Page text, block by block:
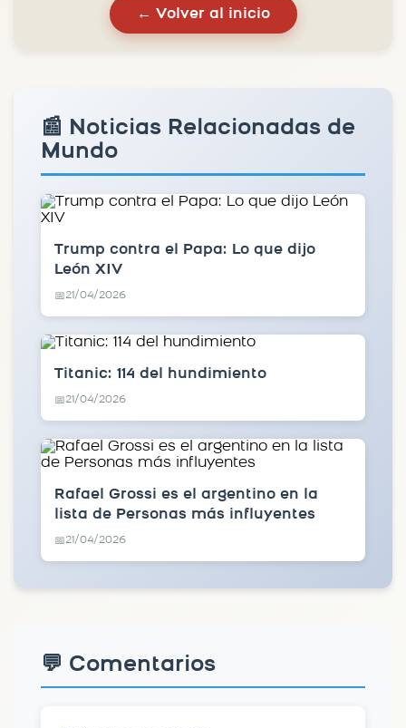
← Volver al inicio
📰 Noticias Relacionadas de
Mundo
Trump contra el Papa: Lo que dijo
León XIV
📅21/04/2026
Titanic: 114 del hundimiento
📅21/04/2026
Rafael Grossi es el argentino en la
lista de Personas más influyentes
📅21/04/2026
💬 Comentarios